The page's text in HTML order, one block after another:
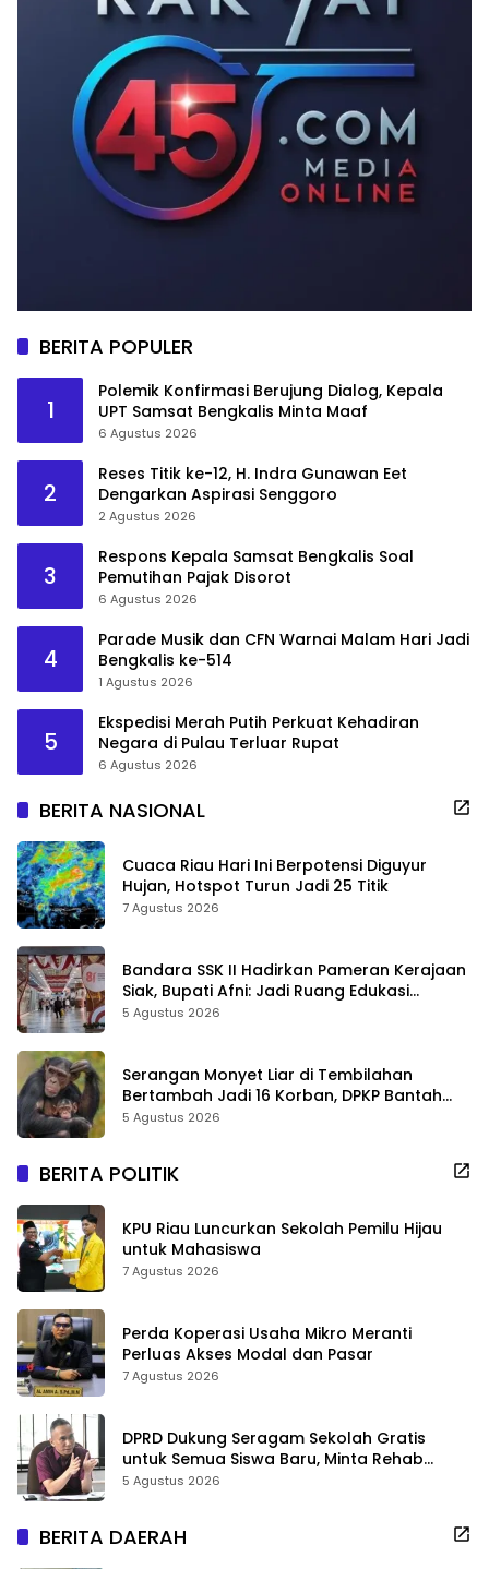
BERITA POPULER
1
Polemik Konfirmasi Berujung Dialog, Kepala
UPT Samsat Bengkalis Minta Maaf
6 Agustus 2026
2
Reses Titik ke-12, H. Indra Gunawan Eet
Dengarkan Aspirasi Senggoro
2 Agustus 2026
3
Respons Kepala Samsat Bengkalis Soal
Pemutihan Pajak Disorot
6 Agustus 2026
4
Parade Musik dan CFN Warnai Malam Hari Jadi
Bengkalis ke-514
1 Agustus 2026
5
Ekspedisi Merah Putih Perkuat Kehadiran
Negara di Pulau Terluar Rupat
6 Agustus 2026
BERITA NASIONAL
Cuaca Riau Hari Ini Berpotensi Diguyur
Hujan, Hotspot Turun Jadi 25 Titik
7 Agustus 2026
Bandara SSK II Hadirkan Pameran Kerajaan
Siak, Bupati Afni: Jadi Ruang Edukasi
Sejarah Riau
5 Agustus 2026
Serangan Monyet Liar di Tembilahan
Bertambah Jadi 16 Korban, DPKP Bantah
Video Gerombolan Viral
5 Agustus 2026
BERITA POLITIK
KPU Riau Luncurkan Sekolah Pemilu Hijau
untuk Mahasiswa
7 Agustus 2026
Perda Koperasi Usaha Mikro Meranti
Perluas Akses Modal dan Pasar
7 Agustus 2026
DPRD Dukung Seragam Sekolah Gratis
untuk Semua Siswa Baru, Minta Rehab
Sekolah Jangan Dikurangi
5 Agustus 2026
BERITA DAERAH